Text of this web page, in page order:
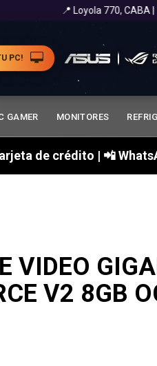
📍 Loyola 770, CABA | 🧠
PC!
GAMER MONITORES
de crédito | 📲
VIDEO
V2 8GB